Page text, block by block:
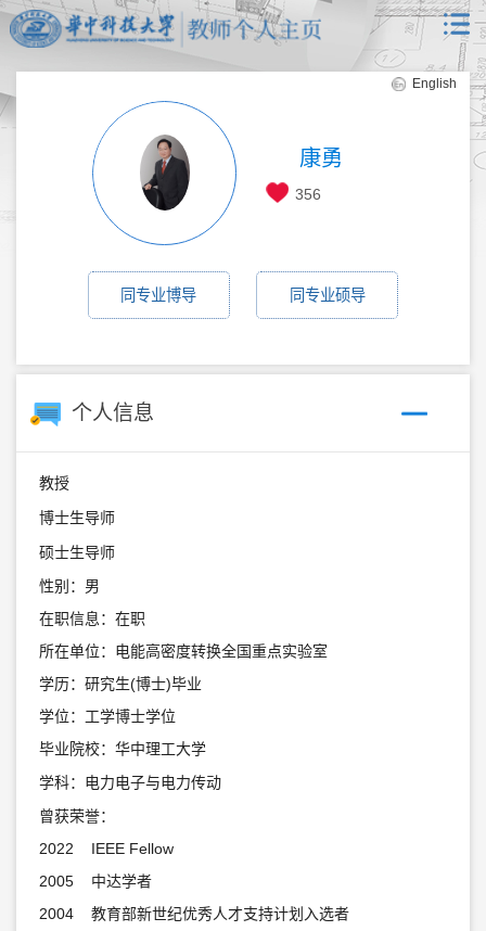
English
康勇
356
同专业博导 同专业硕导
个人信息
教授
博士生导师
硕士生导师
性别：男
在职信息：在职
所在单位：电能高密度转换全国重点实验室
学历：研究生(博士)毕业
学位：工学博士学位
毕业院校：华中理工大学
学科：电力电子与电力传动
曾获荣誉：
2022 IEEE Fellow
2005 中达学者
2004 教育部新世纪优秀人才支持计划入选者